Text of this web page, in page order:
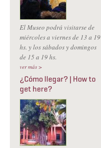
El Museo podrá visitarse de
miércoles a viernes de 13 a 19
hs. y los sábados y domingos
de 15 a 19 hs.
ver más >
¿Cómo llegar? | How to
get here?